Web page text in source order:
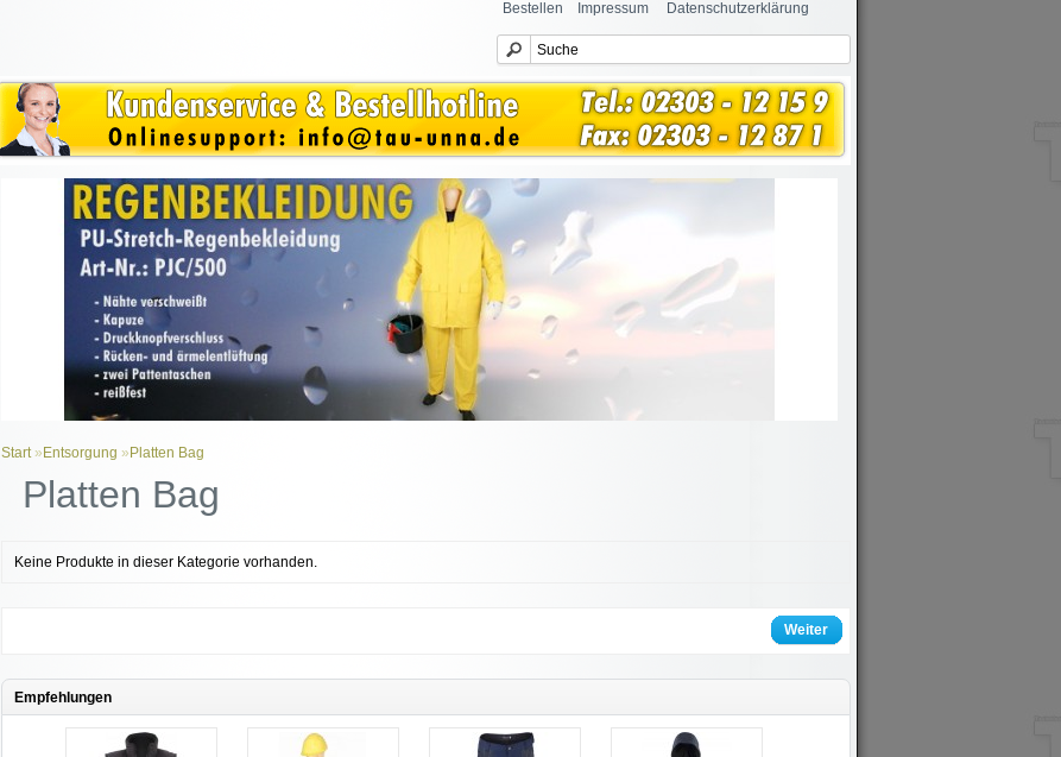
Bestellen Impressum Datenschutzerklärung
Start» Entsorgung » Platten Bag
Platten Bag
Keine Produkte in dieser Kategorie vorhanden.
Weiter
Empfehlungen